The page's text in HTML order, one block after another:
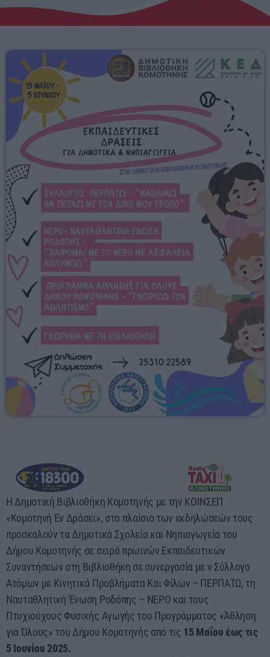
Τραγούδια της Θράκης
Επικοινωνία
Προσεχείς
ERKO
08:00 - 10:00
ΕΡΚΟ
10:00 - 00:00
Η Δημοτική Βιβλιοθήκη Κομοτηνής με την ΚΟΙΝΣΕΠ
«Κομοτηνή Εν Δράσει», στο πλαίσιο των εκδηλώσεών τους
προσκαλούν τα Δημοτικά Σχολεία και Νηπιαγωγεία του
Δήμου Κομοτηνής σε σειρά πρωινών Εκπαιδευτικών
Συναντήσεων στη Βιβλιοθήκη σε συνεργασία με ν Σύλλογο
Ατόμων με Κινητικά Προβλήματα Και Φίλων – ΠΕΡΠΑΤΩ, τη
Ναυταθλητική Ένωση Ροδόπης – ΝΕΡΟ και τους
Πτυχιούχους Φυσικής Αγωγής του Προγράμματος «Άθληση
για Όλους» του Δήμου Κομοτηνής από τις 15 Μαΐου έως τις
5 Ιουνίου 2025.